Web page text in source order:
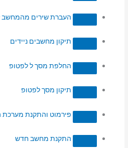
העברת שירים מהמחשב
תיקון מחשבים ניידים
החלפת מסך ל לפטופ
תיקון מסך לפטופ
פירמוט והתקנת
התקנת מחשב חדש